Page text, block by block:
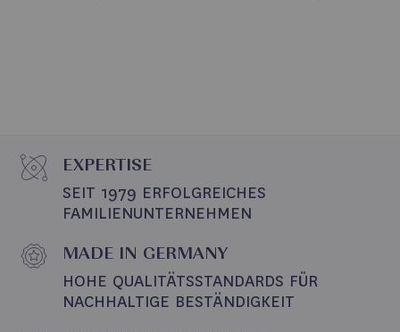
EXPERTISE
SEIT 1979 ERFOLGREICHES
FAMILIENUNTERNEHMEN
MADE IN GERMANY
HOHE QUALITÄTSSTANDARDS FÜR
NACHHALTIGE BESTÄNDIGKEIT